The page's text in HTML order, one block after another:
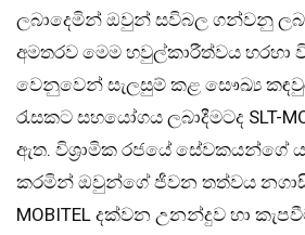
ලබාදෙමින් ඔවුන් සවිබල ගන්වනු
අමතරව මෙම හවුල්කාරීත්වය හරහා
වෙනුවෙන් සැලසුම් කළ සෞඛ්‍ය
රැසකට සහයෝගය ලබාදීමටද SLT-
ඇත. විශ්‍රාමික රජයේ සේවකයන්ගේ
කරමින් ඔවුන්ගේ ජීවන තත්වය
MOBITEL දක්වන උනන්දුව හා